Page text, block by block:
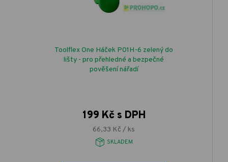
Toolflex One Háček P01H-6 zelený do
lišty - pro přehledné a bezpečné
pověšení nářadí
199 Kč s DPH
66,33 Kč / ks
SKLADEM